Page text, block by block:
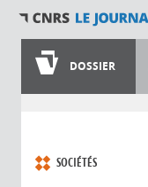
DOSSIER
SOCIÉTÉS